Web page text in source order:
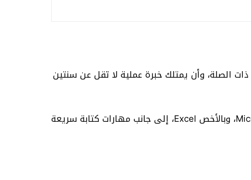
الصلة، وأن يمتلك خبرة عملية لا تقل عن سنتين
كما تُفضل الخبرة السابقة مع المنظمات الإنسانية أو غير الحكومية، وإجادة استخدام برامج Microsoft OfficeMicrosoft Office Suite، وبالأخص Excel، إلى جانب مهارات كتابة سريعة